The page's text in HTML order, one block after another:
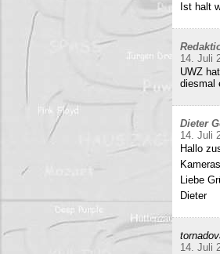
Ist halt
14. Juli
UWZ
diesmal
Dieter
14. Juli
Hallo
Liebe
Dieter
14. Juli